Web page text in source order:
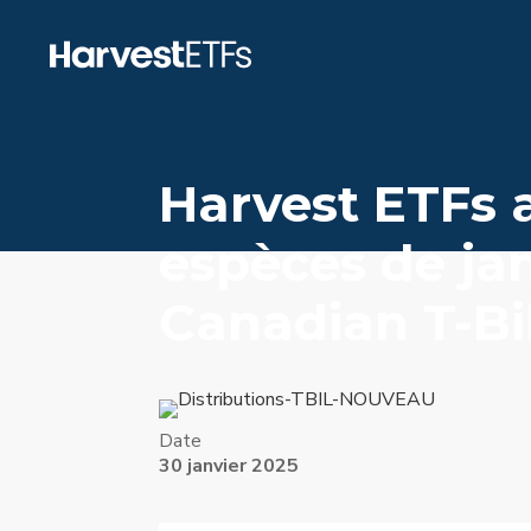
Harvest
espèces de
Date
30 janvier 2025